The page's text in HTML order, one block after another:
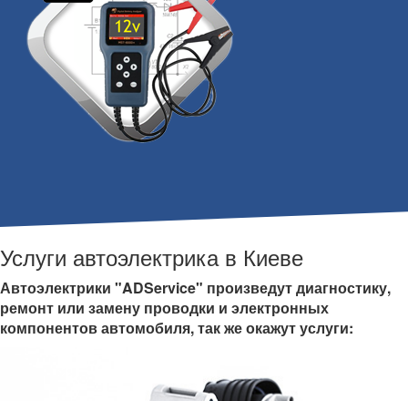
Услуги автоэлектрика в Киеве
Автоэлектрики "ADService" произведут диагностику,
ремонт или замену проводки и электронных
компонентов автомобиля, так же окажут услуги: